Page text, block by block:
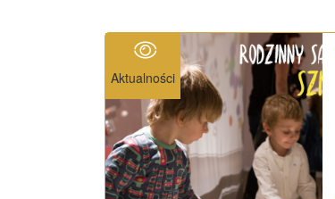
Aktualności